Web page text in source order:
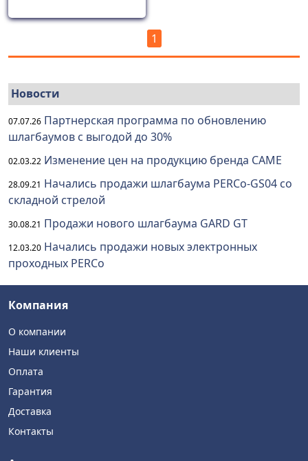
1
Новости
07.07.26 Партнерская программа по обновлению
шлагбаумов с выгодой до 30%
02.03.22 Изменение цен на продукцию бренда CAME
28.09.21 Начались продажи шлагбаума PERCo-GS04 со
складной стрелой
30.08.21 Продажи нового шлагбаума GARD GT
12.03.20 Начались продажи новых электронных
проходных PERCo
Компания
О компании
Наши клиенты
Оплата
Гарантия
Доставка
Контакты